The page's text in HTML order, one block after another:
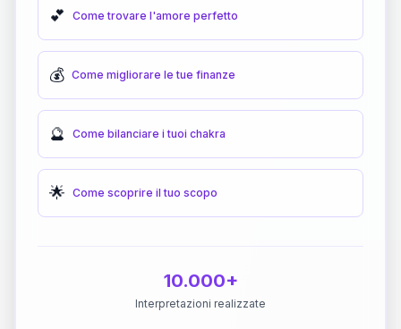
💕 Come trovare l'amore perfetto
💰 Come migliorare le tue finanze
🔮 Come bilanciare i tuoi chakra
🌟 Come scoprire il tuo scopo
10.000+
Interpretazioni realizzate